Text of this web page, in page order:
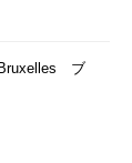
Bruxelles ブ